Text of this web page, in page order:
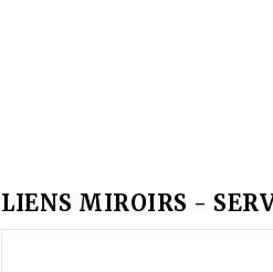
LIENS MIROIRS -